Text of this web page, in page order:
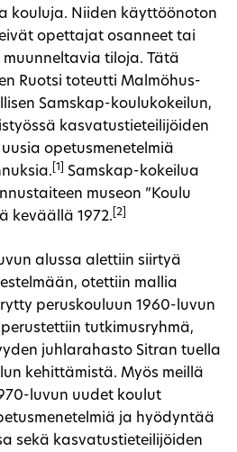
kouluja. Niiden käyttöönoton
opettajat osanneet tai
tiloja. Tätä
Ruotsi toteutti Malmöhus-
Samskap-koulukokeilun,
kasvatustieteilijöiden
opetusmenetelmiä
[1]
Samskap-kokeilua
museon ”Koulu
keväällä 1972. [2]
alussa alettiin siirtyä
otettiin mallia
peruskouluun 1960-luvun
perustettiin tutkimusryhmä,
juhlarahasto Sitran tuella
kehittämistä. Myös meillä
luvun uudet koulut
ja hyödyntää
sekä kasvatustieteilijöiden